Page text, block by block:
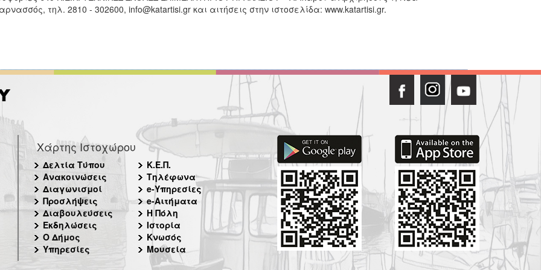
τηλ. 2810 - 302600, info@katartisi.gr και αιτήσεις στην ιστοσελίδα: www.katartisi.gr.
Χάρτης Ιστοχώρου
Δελτία Τύπου
Ανακοινώσεις
Διαγωνισμοί
Προσλήψεις
Διαβουλεύσεις
Εκδηλώσεις
Ο Δήμος
Υπηρεσίες
Κ.Ε.Π.
Τηλέφωνα
e-Υπηρεσίες
e-Αιτήματα
Η Πόλη
Ιστορία
Κνωσός
Μουσεία